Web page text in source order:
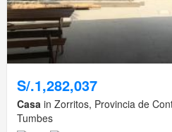
S/.1,282,037
Casa in Zorritos, Provincia de
Tumbes